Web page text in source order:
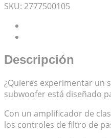
SKU: 2777500105
Descripción
¿Quieres experimentar un
subwoofer está diseñado
Con un amplificador de
los controles de filtro de